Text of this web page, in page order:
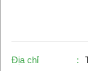
Địa chỉ :